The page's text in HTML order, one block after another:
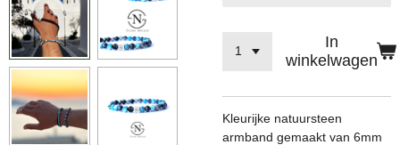
In
winkelwagen
Kleurijke natuursteen
armband gemaakt van 6mm